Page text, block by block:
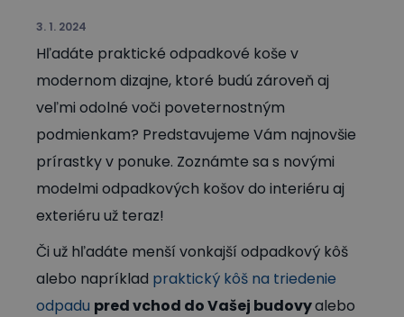
3. 1. 2024
Hľadáte praktické odpadkové koše v
modernom dizajne, ktoré budú zároveň aj
veľmi odolné voči poveternostným
podmienkam? Predstavujeme Vám najnovšie
prírastky v ponuke. Zoznámte sa s novými
modelmi odpadkových košov do interiéru aj
exteriéru už teraz!
Či už hľadáte menší vonkajší odpadkový kôš
alebo napríklad praktický kôš na triedenie
odpadu pred vchod do Vašej budovyalebo